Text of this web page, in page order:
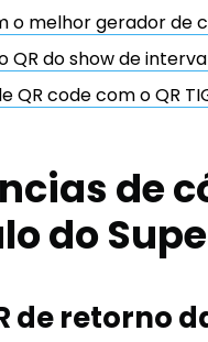
o melhor gerador de
do show de
code com o QR
de
do
de retorno